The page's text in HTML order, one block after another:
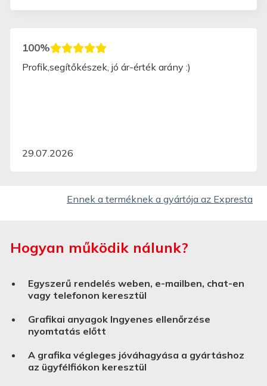
100%
Profik,segítőkészek, jó ár-érték arány :)
29.07.2026
Ennek a terméknek a gyártója az Expresta
Hogyan működik nálunk?
Egyszerű rendelés weben, e-mailben, chat-en
vagy telefonon keresztül
Grafikai anyagok Ingyenes ellenőrzése
nyomtatás előtt
A grafika végleges jóváhagyása a gyártáshoz
az ügyfélfiókon keresztül